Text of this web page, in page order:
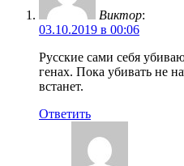
Виктор:
03.10.2019 в 00:06
Русские сами себя
генах. Пока убивать не
встанет.
Ответить